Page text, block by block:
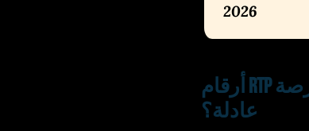
2026
أرقام RTP الحقيقية: أي الألعاب تعطيك فرصة
عادلة؟